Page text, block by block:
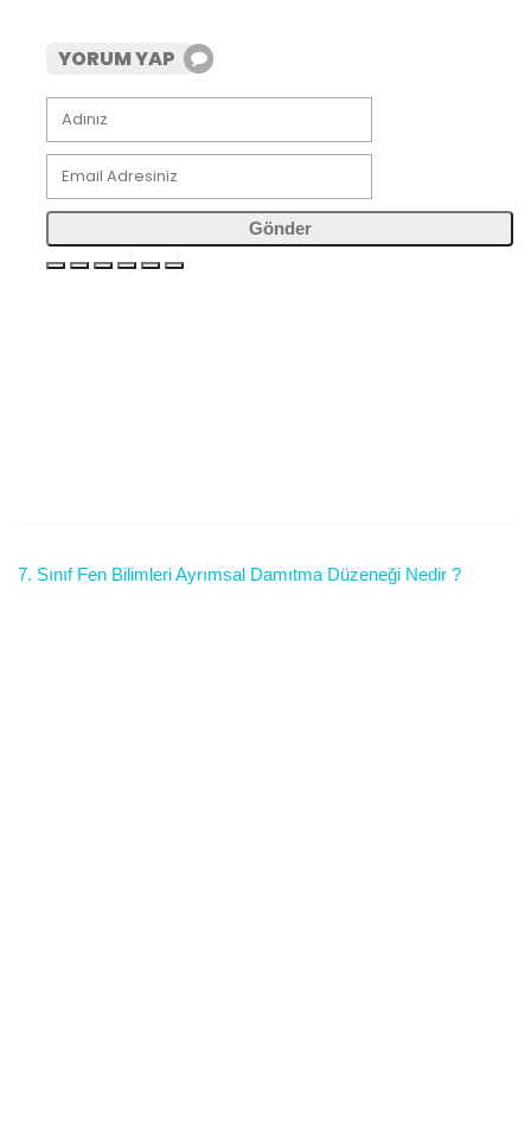
YORUM YAP
Gönder
7. Sınıf Fen Bilimleri Ayrımsal Damıtma Düzeneği Nedir ?